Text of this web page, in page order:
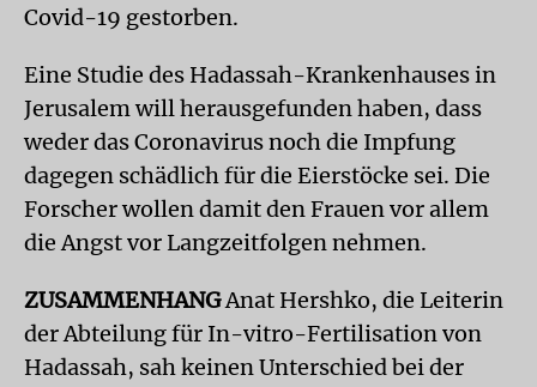
Covid-19 gestorben.
Eine Studie des Hadassah-Krankenhauses in
Jerusalem will herausgefunden haben, dass
weder das Coronavirus noch die Impfung
dagegen schädlich für die Eierstöcke sei. Die
Forscher wollen damit den Frauen vor allem
die Angst vor Langzeitfolgen nehmen.
ZUSAMMENHANGAnat Hershko, die Leiterin
der Abteilung für In-vitro-Fertilisation von
Hadassah, sah keinen Unterschied bei der